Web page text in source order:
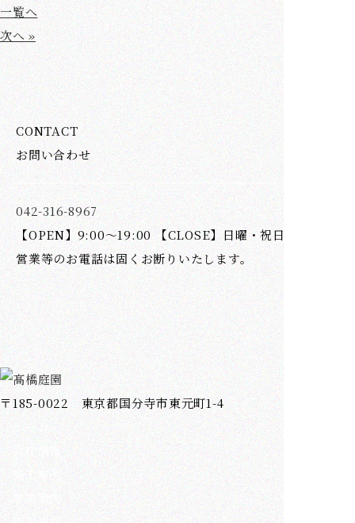
一覧へ
次へ »
CONTACT
お問い合わせ
042-316-8967
【OPEN】9:00～19:00 【CLOSE】日曜・祝日
営業等のお電話は固くお断りいたします。
〒185-0022 東京都国分寺市東元町1-4
ホーム
会社情報
施工事例
事業案内